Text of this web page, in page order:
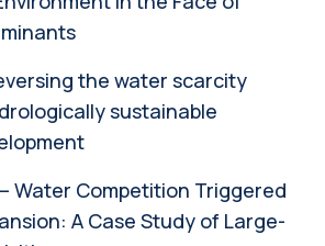
the water scarcity
sustainable
Water Competition Triggered
A Case Study of Large-